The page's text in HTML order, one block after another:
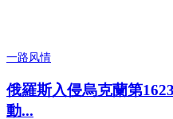
一路风情
俄羅斯入侵烏克蘭第
動...